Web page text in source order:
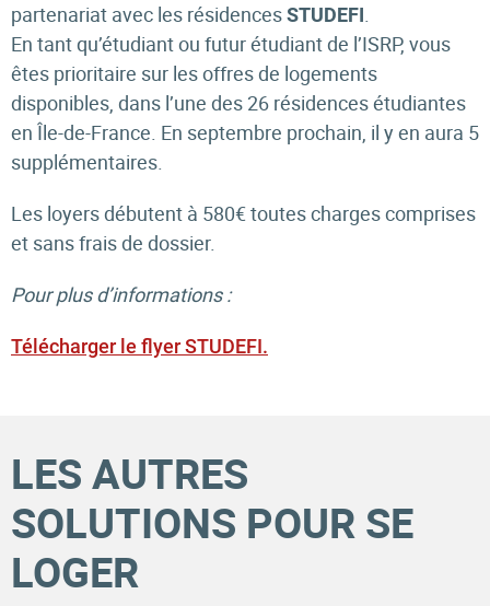
partenariat avec les résidencesSTUDEFI.
En tant qu’étudiant ou futur étudiant de l’ISRP, vous
êtes prioritaire sur les offres de logements
disponibles, dans l’une des 26 résidences étudiantes
en Île-de-France. En septembre prochain, il y en aura 5
supplémentaires.
Les loyers débutent à 580€ toutes charges comprises
et sans frais de dossier.
Pour plus d’informations :
Télécharger le flyer STUDEFI.
LES AUTRES
SOLUTIONS POUR SE
LOGER